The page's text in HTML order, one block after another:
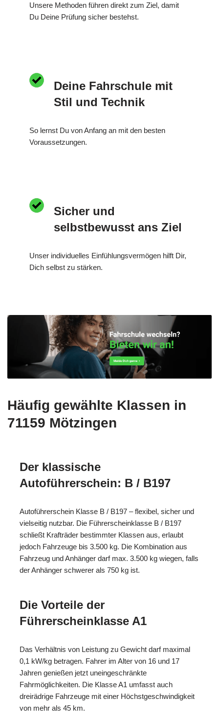
Unsere Methoden führen direkt zum Ziel, damit
Du Deine Prüfung sicher bestehst.
Deine Fahrschule mit
Stil und Technik
So lernst Du von Anfang an mit den besten
Voraussetzungen.
Sicher und
selbstbewusst ans Ziel
Unser individuelles Einfühlungsvermögen hilft Dir,
Dich selbst zu stärken.
Häufig gewählte Klassen in
71159 Mötzingen
Der klassische
Autoführerschein: B / B197
Autoführerschein Klasse B / B197 – flexibel, sicher und
vielseitig nutzbar. Die Führerscheinklasse B / B197
schließt Krafträder bestimmter Klassen aus, erlaubt
jedoch Fahrzeuge bis 3.500 kg. Die Kombination aus
Fahrzeug und Anhänger darf max. 3.500 kg wiegen, falls
der Anhänger schwerer als 750 kg ist.
Die Vorteile der
Führerscheinklasse A1
Das Verhältnis von Leistung zu Gewicht darf maximal
0,1 kW/kg betragen. Fahrer im Alter von 16 und 17
Jahren genießen jetzt uneingeschränkte
Fahrmöglichkeiten. Die Klasse A1 umfasst auch
dreirädrige Fahrzeuge mit einer Höchstgeschwindigkeit
von mehr als 45 km.